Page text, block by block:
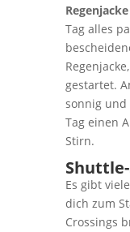
Tag alles
gestartet.
sonnig und
Tag einen
Stirn.
Es gibt
dich zum
Crossings